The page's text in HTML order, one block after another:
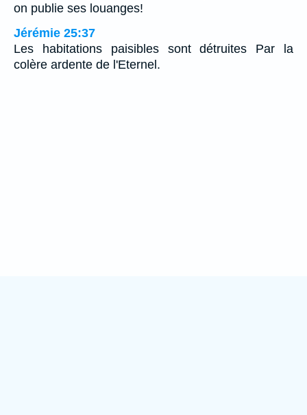
on publie ses louanges!
Jérémie 25:37
Les habitations paisibles sont détruites Par la
colère ardente de l'Eternel.